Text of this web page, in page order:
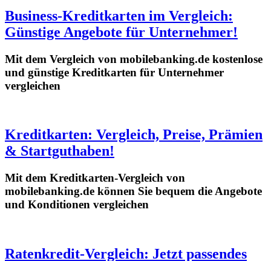
Business-Kreditkarten im Vergleich:
Günstige Angebote für Unternehmer!
Mit dem Vergleich von mobilebanking.de kostenlose
und günstige Kreditkarten für Unternehmer
vergleichen
Kreditkarten: Vergleich, Preise, Prämien
& Startguthaben!
Mit dem Kreditkarten-Vergleich von
mobilebanking.de können Sie bequem die Angebote
und Konditionen vergleichen
Ratenkredit-Vergleich: Jetzt passendes